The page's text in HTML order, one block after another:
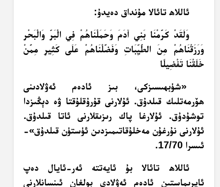
ئاللاھ تائالا مۇنداق دەيدۇ:
وَلَقَدْ كَرَّمْنَا بَنِي آدَمَ وَحَمَلْنَاهُمْ فِي الْبَرِّ وَالْبَحْرِ
وَرَزَقْنَاهُمْ مِنَ الطَّيِّبَاتِ وَفَضَّلْنَاهُمْ عَلَى كَثِيرٍ مِمَّنْ
خَلَقْنَا تَفْضِيلًا
«شۈبھىسىزكى، بىز ئادەم ئەۋلادىنى
ھۆرمەتلىك قىلدۇق. ئۇلارنى قۇرۇقلۇقتا ۋە دېڭىزدا
توشۇدۇق. ئۇلارغا پاك رىزىقلارنى ئاتا قىلدۇق.
ئۇلارنى نۇرغۇن مەخلۇقاتىمىزدىن ئۈستۈن قىلدۇق»-
ئىسرا 17/70.
ئاللاھ تائالا بۇ ئايەتتە ئەر-ئايال دەپ
ئايرىماستىن ئادەم ئەۋلادى بولغان ئىنسانلارنى